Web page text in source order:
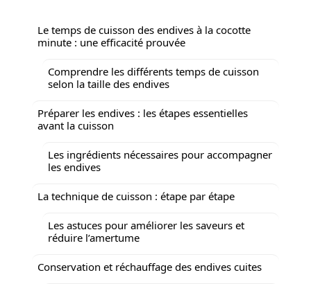
Le temps de cuisson des endives à la cocotte
minute : une efficacité prouvée
Comprendre les différents temps de cuisson
selon la taille des endives
Préparer les endives : les étapes essentielles
avant la cuisson
Les ingrédients nécessaires pour accompagner
les endives
La technique de cuisson : étape par étape
Les astuces pour améliorer les saveurs et
réduire l’amertume
Conservation et réchauffage des endives cuites